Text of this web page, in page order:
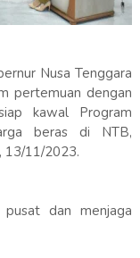
Nusa Tenggara
pertemuan dengan
kawal Program
beras di NTB,
13/11/2023.
dan menjaga